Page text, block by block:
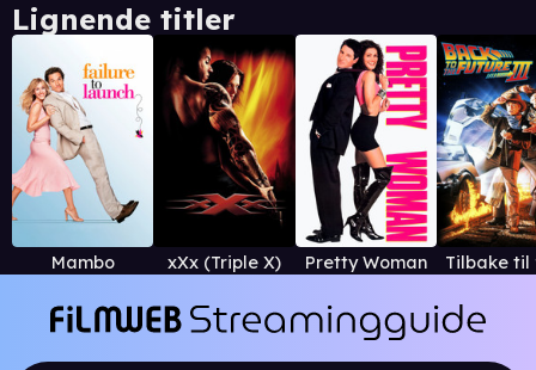
Lignende titler
Mambo xXx (Triple X) Pretty Woman